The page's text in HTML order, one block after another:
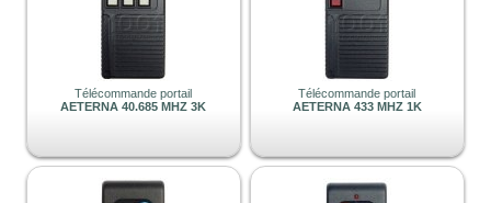
Télécommande portail
AETERNA 40.685 MHZ 3K
Télécommande portail
AETERNA 433 MHZ 1K